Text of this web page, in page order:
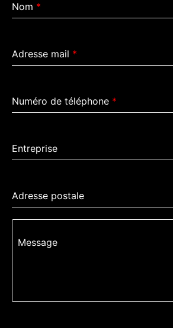
Nom *
Adresse mail *
Numéro de téléphone *
Entreprise
Adresse postale
Message